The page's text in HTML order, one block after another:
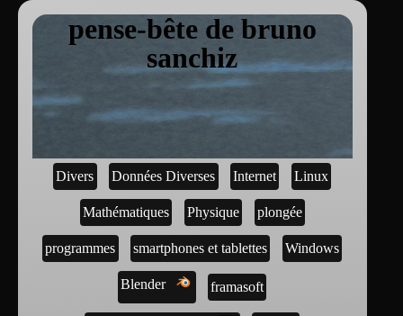
pense-bête de bruno
sanchiz
Divers Données Diverses Internet Linux
Mathématiques Physique plongée
programmes smartphones et tablettes Windows
Blender framasoft